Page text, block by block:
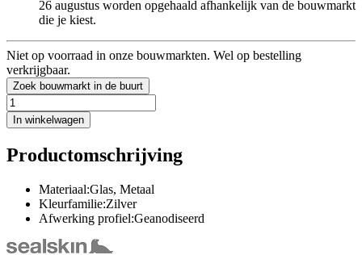
26 augustus worden opgehaald afhankelijk van de bouwmarkt
die je kiest.
Niet op voorraad in onze bouwmarkten. Wel op bestelling
verkrijgbaar.
Zoek bouwmarkt in de buurt
In winkelwagen
Productomschrijving
Materiaal:Glas, Metaal
Kleurfamilie:Zilver
Afwerking profiel:Geanodiseerd